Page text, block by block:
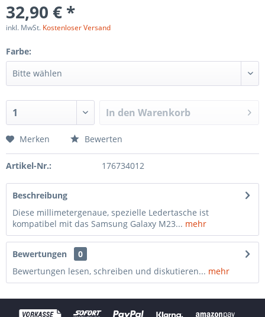
32,90 € *
inkl. MwSt. Kostenloser Versand
Farbe:
In den Warenkorb
Merken Bewerten
Artikel-Nr.: 176734012
Beschreibung
Diese millimetergenaue, spezielle Ledertasche ist
kompatibel mit das Samsung Galaxy M23... mehr
Bewertungen
0
Bewertungen lesen, schreiben und diskutieren... mehr